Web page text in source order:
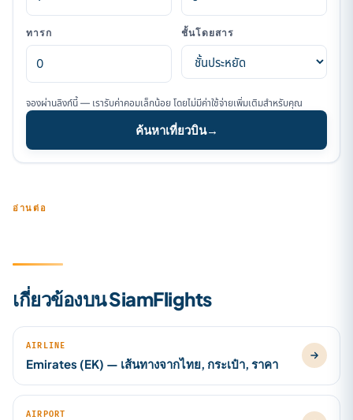
ทารก ชั้นโดยสาร
จองผ่านลิงก์นี้ — เรารับค่าคอมเล็กน้อย โดยไม่มีค่าใช้จ่ายเพิ่มเติมสำหรับคุณ
ค้นหาเที่ยวบิน→
อ่านต่อ
เกี่ยวข้องบน SiamFlights
AIRLINE
Emirates (EK) — เส้นทางจากไทย, กระเป๋า, ราคา
AIRPORT